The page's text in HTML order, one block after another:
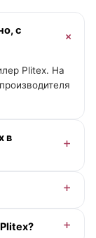
с
Plitex. На
в
у менеджера